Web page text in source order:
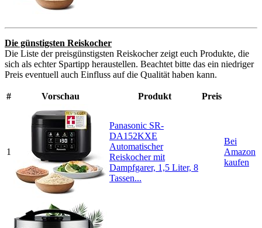
Die günstigsten Reiskocher
Die Liste der preisgünstigsten Reiskocher zeigt euch Produkte, die
sich als echter Spartipp heraustellen. Beachtet bitte das ein niedriger
Preis eventuell auch Einfluss auf die Qualität haben kann.
# Vorschau Produkt Preis
1
Panasonic SR-
DA152KXE
Automatischer
Reiskocher mit
Dampfgarer, 1,5 Liter, 8
Tassen...
Bei
Amazon
kaufen